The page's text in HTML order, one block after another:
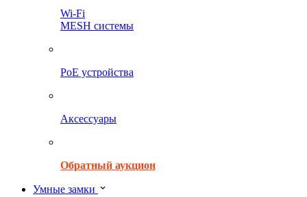
Wi-Fi
MESH системы
PoE устройства
Аксессуары
Обратный аукцион
Умные замки